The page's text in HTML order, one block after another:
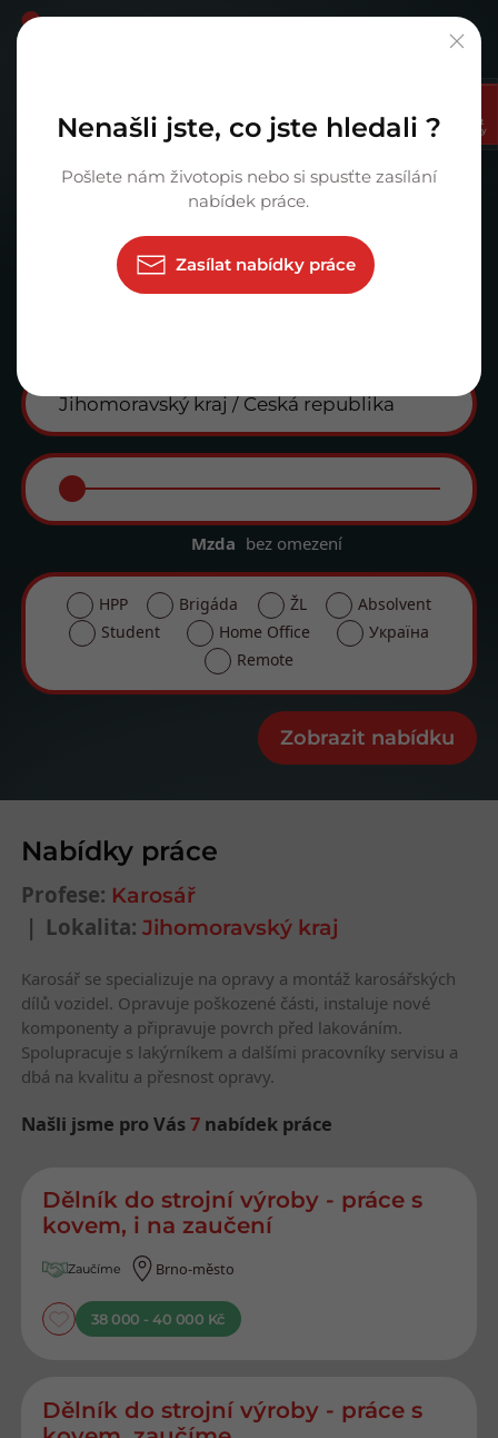
Vyberte si Vaši prima kariéru.
Mzda bez omezení
HPP Brigáda ŽL
Absolvent
Student
Home Office
Україна
Remote
Nabídky práce
Profese: Karosář
Lokalita: Jihomoravský kraj
Karosář se specializuje na opravy a montáž karosářských
dílů vozidel. Opravuje poškozené části, instaluje nové
komponenty a připravuje povrch před lakováním.
Spolupracuje s lakýrníkem a dalšími pracovníky servisu a
dbá na kvalitu a přesnost opravy.
Našli jsme pro Vás7 nabídek práce
Dělník do strojní výroby - práce s
kovem, i na zaučení
Zaučíme Brno-město
38 000 - 40 000 Kč
Dělník do strojní výroby - práce s
Zasílat
nabídky
Nenašli jste, co jste hledali ?
Pošlete nám životopis nebo si spusťte zasílání
nabídek práce.
Zasílat nabídky práce